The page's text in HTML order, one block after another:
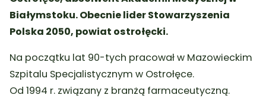
Białymstoku. Obecnie lider Stowarzyszenia
Polska 2050, powiat ostrołęcki.
Na początku lat 90-tych pracował w Mazowieckim
Szpitalu Specjalistycznym w Ostrołęce.
Od 1994 r. związany z branżą farmaceutyczną.